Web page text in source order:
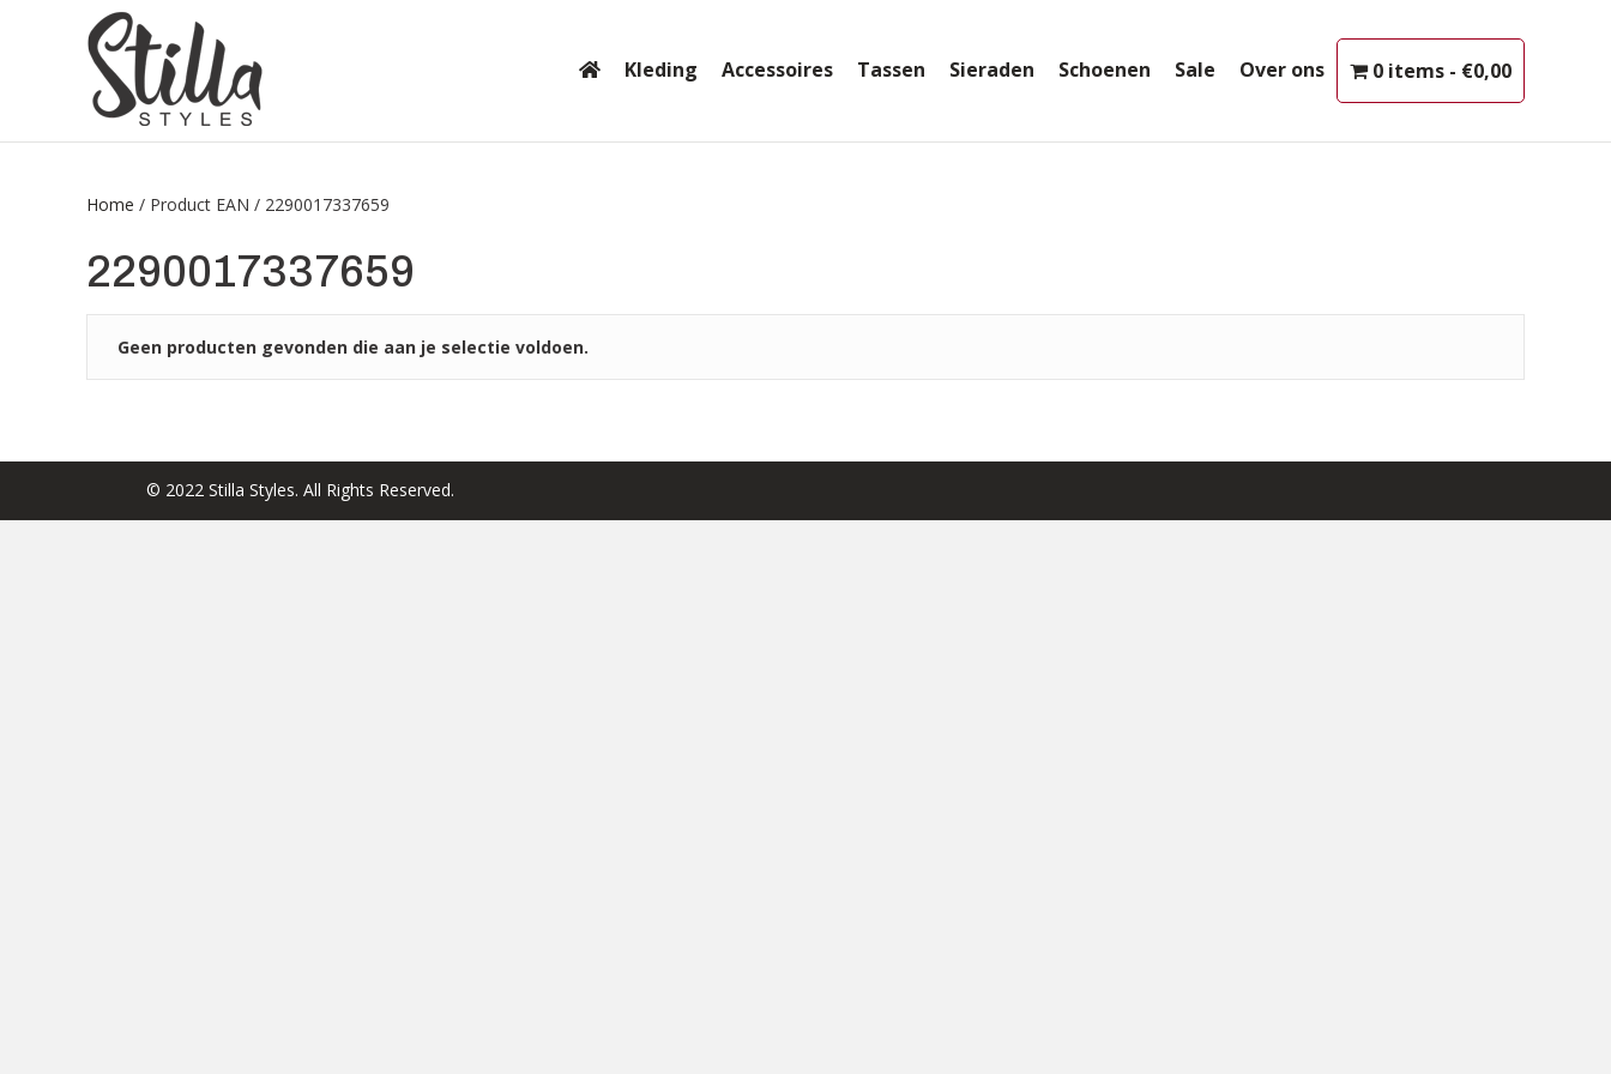
Kleding Accessoires Tassen Sieraden Schoenen Sale Over ons 0 items €0,00
Home / Product EAN / 2290017337659
2290017337659
Geen producten gevonden die aan je selectie voldoen.
© 2022 Stilla Styles. All Rights Reserved.